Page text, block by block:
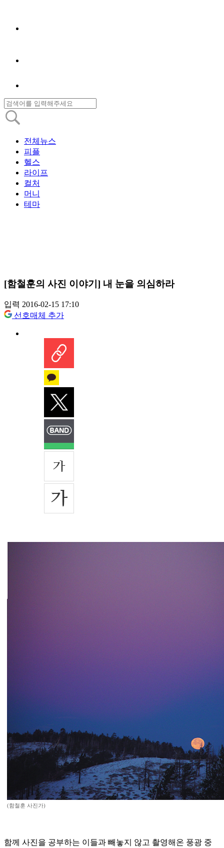
전체뉴스
피플
헬스
라이프
컬처
머니
테마
[함철훈의 사진 이야기] 내 눈을 의심하라
입력 2016-02-15 17:10
선호매체 추가
(함철훈 사진가)
함께 사진을 공부하는 이들과 빼놓지 않고 촬영해온 풍광 중